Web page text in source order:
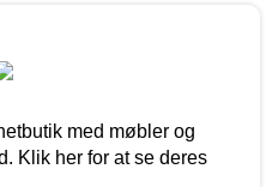
med møbler og
Klik her for at se deres